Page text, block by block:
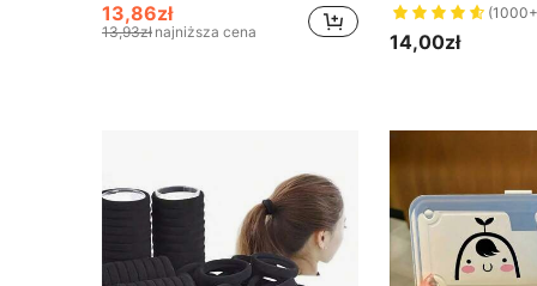
13,86zł
13,93zł najniższa cena 14,00zł